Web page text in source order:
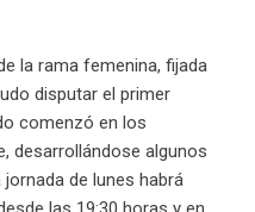
la rama femenina, fijada
disputar el primer
comenzó en los
desarrollándose algunos
de lunes habrá